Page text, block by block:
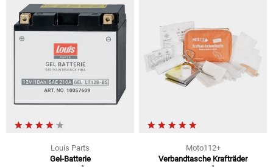
Louis Parts
Gel-Batterie
Moto112+
Verbandtasche Krafträder